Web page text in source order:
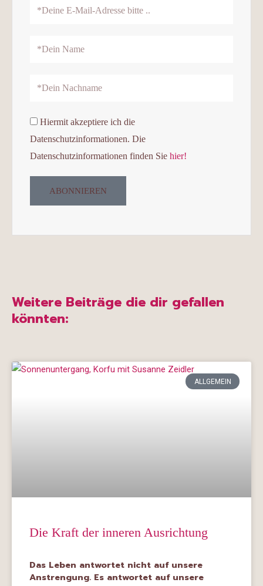
Email
Name
Nachname
Datenschutz
Hiermit akzeptiere ich die
Datenschutzinformationen. Die
Datenschutzinformationen finden Sie hier!
ABONNIEREN
Weitere Beiträge die dir gefallen
könnten:
ALLGEMEIN
Die Kraft der inneren Ausrichtung
Das Leben antwortet nicht auf unsere
Anstrengung. Es antwortet auf unsere